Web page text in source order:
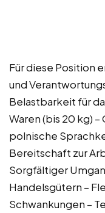
Für diese Position
und
Belastbarkeit für
Waren (bis 20 kg)
polnische
Bereitschaft zur
Sorgfältiger
Handelsgütern –
Schwankungen –